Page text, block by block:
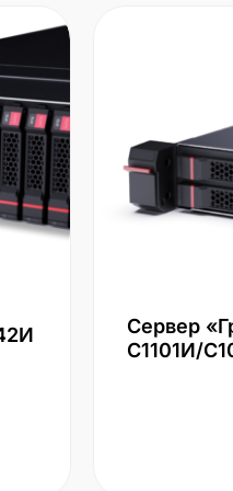
Сервер
С1101И/